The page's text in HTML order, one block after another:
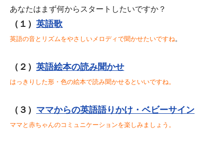
あなたはまず何からスタート したいですか？
（１） 英語歌
英語の音とリズムをやさしいメロディで聞かせたいですね。
（２） 英語絵本の読み聞かせ
はっきりした形・色の絵本で読み聞かせるといいですね。
（３） ママからの英語語りかけ ・ベビーサイン
ママと赤ちゃんのコミュニケーションを楽しみましょう。